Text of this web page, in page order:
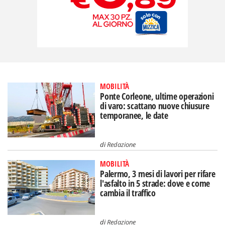
MOBILITÀ
Ponte Corleone, ultime operazioni
di varo: scattano nuove chiusure
temporanee, le date
diRedazione
MOBILITÀ
Palermo, 3 mesi di lavori per rifare
l'asfalto in 5 strade: dove e come
cambia il traffico
diRedazione